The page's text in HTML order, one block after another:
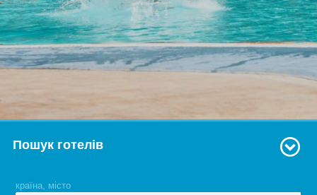
Пошук готелів
країна, місто